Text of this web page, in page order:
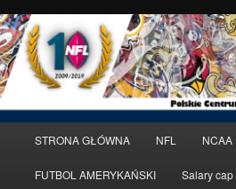
główne
Przeskocz
do
STRONA GŁÓWNA NFL NCAA
FUTBOL AMERYKAŃSKI Salary cap